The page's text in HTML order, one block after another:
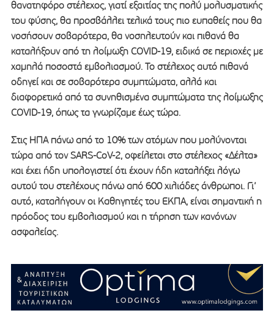
θανατηφόρο στέλεχος, γιατί εξαιτίας της πολύ μολυσματικής
του φύσης, θα προσβάλλει τελικά τους πιο ευπαθείς που θα
νοσήσουν σοβαρότερα, θα νοσηλευτούν και πιθανά θα
καταλήξουν από τη λοίμωξη COVID-19, ειδικά σε περιοχές με
χαμηλά ποσοστά εμβολιασμού. Το στέλεχος αυτό πιθανά
οδηγεί και σε σοβαρότερα συμπτώματα, αλλά και
διαφορετικά από τα συνηθισμένα συμπτώματα της λοίμωξης
COVID-19, όπως τα γνωρίζαμε έως τώρα.
Στις ΗΠΑ πάνω από το 10% των ατόμων που μολύνονται
τώρα από τον SARS-CoV-2, οφείλεται στο στέλεχος «Δέλτα»
και έχει ήδη υπολογιστεί ότι έχουν ήδη καταλήξει λόγω
αυτού του στελέχους πάνω από 600 χιλιάδες άνθρωποι. Γι’
αυτό, καταλήγουν οι Καθηγητές του ΕΚΠΑ, είναι σημαντική η
πρόοδος του εμβολιασμού και η τήρηση των κανόνων
ασφαλείας.